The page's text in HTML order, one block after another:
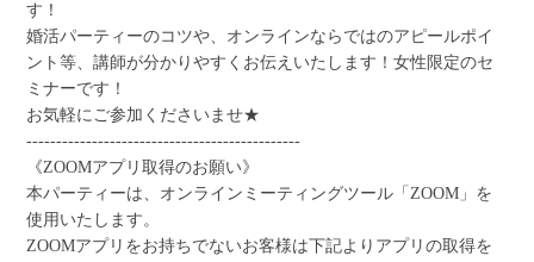
す！
婚活パーティーのコツや、オンラインならではのアピールポイ
ント等、講師が分かりやすくお伝えいたします！女性限定のセ
ミナーです！
お気軽にご参加くださいませ★
----------------------------------------------
《ZOOMアプリ取得のお願い》
本パーティーは、オンラインミーティングツール「ZOOM」を
使用いたします。
ZOOMアプリをお持ちでないお客様は下記よりアプリの取得を